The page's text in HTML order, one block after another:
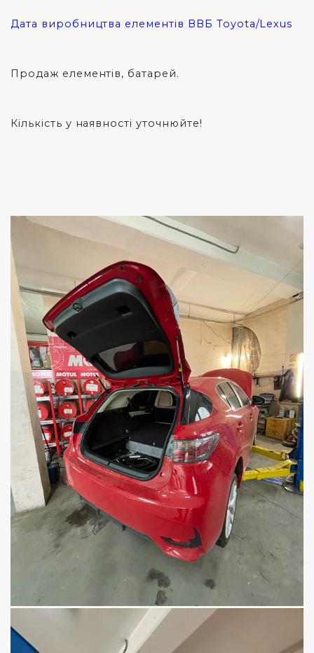
Дата виробництва елементів ВВБ Toyota/Lexus
Продаж елементів, батарей.
Кількість у наявності уточнюйте!